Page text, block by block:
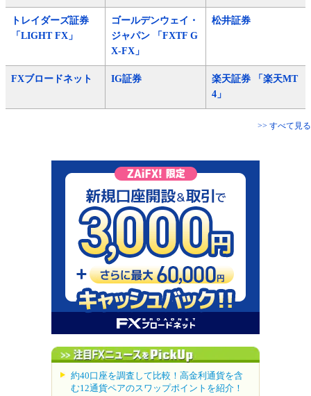
トレイダーズ証券
「LIGHT FX」
ゴールデンウェイ・
ジャパン 「FXTF G
X-FX」
松井証券
FXブロードネット IG証券
楽天証券 「楽天MT
4」
>> すべて見る
約40口座を調査して比較！高金利通貨を含
む12通貨ペアのスワップポイントを紹介！